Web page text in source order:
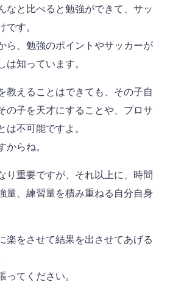
なと比べると勉強ができて、サッ
す。
ら、勉強のポイントやサッカーが
は知っています。
教えることはできても、その子自
の子を天才にすることや、プロサ
不可能ですよ。
らね。
り重要ですが、それ以上に、時間
量、練習量を積み重ねる自分自身
楽をさせて結果を出させてあげる
てください。